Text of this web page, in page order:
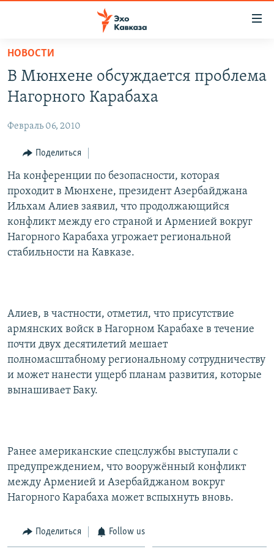
Вернуться
основному
содержанию
Вернутся
навигации
Вернутся
поиску
СУХУМИ
ЦХИНВАЛИ
ВЕСЬ КАВКАЗ
СЕВЕРНЫЙ КАВКАЗ
АРМЕНИЯ
АЗЕРБАЙДЖАН
ТЕМЫ
ПОЛИТИКА
ЭКОНОМИКА
ОБЩЕСТВО
РУБРИКИ
НЕКРУГЛЫЙ СТОЛ
ГОСТЬ НЕДЕЛИ
ЧИТАЕМ ПРЕССУ
МУЛЬТИМЕДИА
ВИДЕО
АУДИО
Все сайты РСЕ/РС
НОВОСТИ
В Мюнхене обсуждается проблема
Нагорного Карабаха
Февраль 06, 2010
Поделиться
На конференции по безопасности, которая
проходит в Мюнхене, президент Азербайджана
Ильхам Алиев заявил, что продолжающийся
конфликт между его страной и Арменией вокруг
Нагорного Карабаха угрожает региональной
стабильности на Кавказе.
Алиев, в частности, отметил, что присутствие
армянских войск в Нагорном Карабахе в течение
почти двух десятилетий мешает
полномасштабному региональному сотрудничеству
и может нанести ущерб планам развития, которые
вынашивает Баку.
Ранее американские спецслужбы выступали с
предупреждением, что вооружённый конфликт
между Арменией и Азербайджаном вокруг
Нагорного Карабаха может вспыхнуть вновь.
Поделиться Follow us